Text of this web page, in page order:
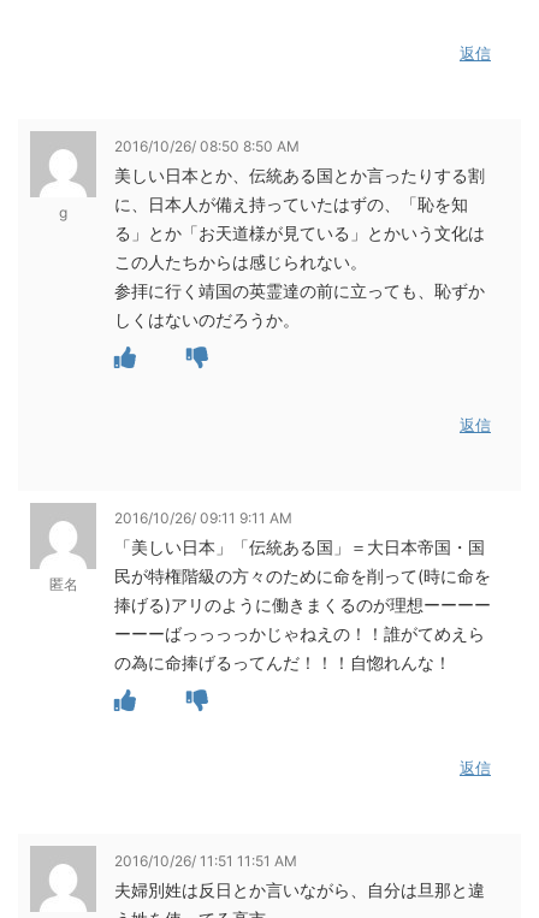
返信
g
2016/10/26/ 08:50 8:50 AM
美しい日本とか、伝統ある国とか言ったりする割
に、日本人が備え持っていたはずの、「恥を知
る」とか「お天道様が見ている」とかいう文化は
この人たちからは感じられない。
参拝に行く靖国の英霊達の前に立っても、恥ずか
しくはないのだろうか。
返信
匿名
2016/10/26/ 09:11 9:11 AM
「美しい日本」「伝統ある国」＝大日本帝国・国
民が特権階級の方々のために命を削って(時に命を
捧げる)アリのように働きまくるのが理想ーーーー
ーーーばっっっっかじゃねえの！！誰がてめえら
の為に命捧げるってんだ！！！自惚れんな！
返信
2016/10/26/ 11:51 11:51 AM
夫婦別姓は反日とか言いながら、自分は旦那と違